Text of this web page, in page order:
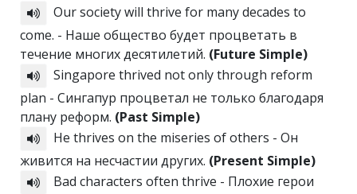
Our society will thrive for many decades to
come. - Наше общество будет процветать в
течение многих десятилетий. (Future Simple)
Singapore thrived not only through reform
plan - Сингапур процветал не только благодаря
плану реформ. (Past Simple)
He thrives on the miseries of others - Он
живится на несчастии других. (Present Simple)
Bad characters often thrive - Плохие герои